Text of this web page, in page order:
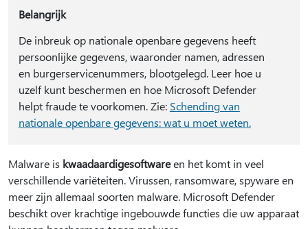
Belangrijk
De inbreuk op nationale openbare gegevens heeft
persoonlijke gegevens, waaronder namen, adressen
en burgerservicenummers, blootgelegd. Leer hoe u
uzelf kunt beschermen en hoe Microsoft Defender
helpt fraude te voorkomen. Zie: Schending van
nationale openbare gegevens: wat u moet weten.
Malware is kwaadaardigesoftwareen het komt in veel
verschillende variëteiten. Virussen, ransomware, spyware en
meer zijn allemaal soorten malware. Microsoft Defender
beschikt over krachtige ingebouwde functies die uw apparaat